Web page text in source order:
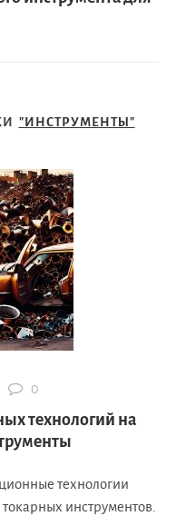
"ИНСТРУМЕНТЫ"
0
технологий на
технологии
инструментов.